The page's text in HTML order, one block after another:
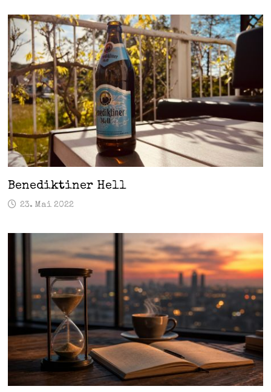
Benediktiner Hell
23. Mai 2022